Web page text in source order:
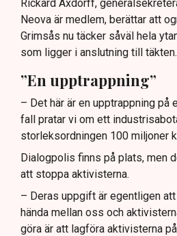
Rickard Axdorff,
Neova är medlem, berättar att
Grimsås nu täcker såväl hela
som ligger i anslutning till täkten.
”En upptrappning”
– Det här är en upptrappning på
fall pratar vi om ett
storleksordningen 100 miljoner
Dialogpolis finns på plats, men
att stoppa aktivisterna.
– Deras uppgift är egentligen
hända mellan oss och
göra är att lagföra aktivisterna